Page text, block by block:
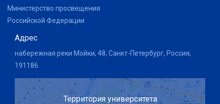
Министерство просвещения
Российской Федерации
Адрес
набережная реки Мойки, 48, Санкт-Петербург, Россия,
191186
Территория университета